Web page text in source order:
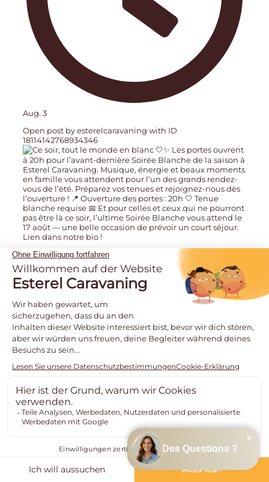
Aug. 3
Open post by esterelcaravaning with ID
18114142768934346
Ce soir, tout le monde en blanc 🤍✨
Les portes ouvrent à 20h pour l’avant-dernière Soirée
Blanche de la saison à Esterel Caravaning.
Musique, énergie et beaux moments en famille vous
attendent pour l’un des grands rendez-vous de l’été.
📍 Ouverture des portes : 20h
🤍 Tenue blanche requise
📅 Et pour celles et ceux qui ne pourront pas être là ce
soir, l’ultime Soirée Blanche vous attend le 17 août — une
belle occasion de prévoir un court séjour. Lien dans notre
bio ! …